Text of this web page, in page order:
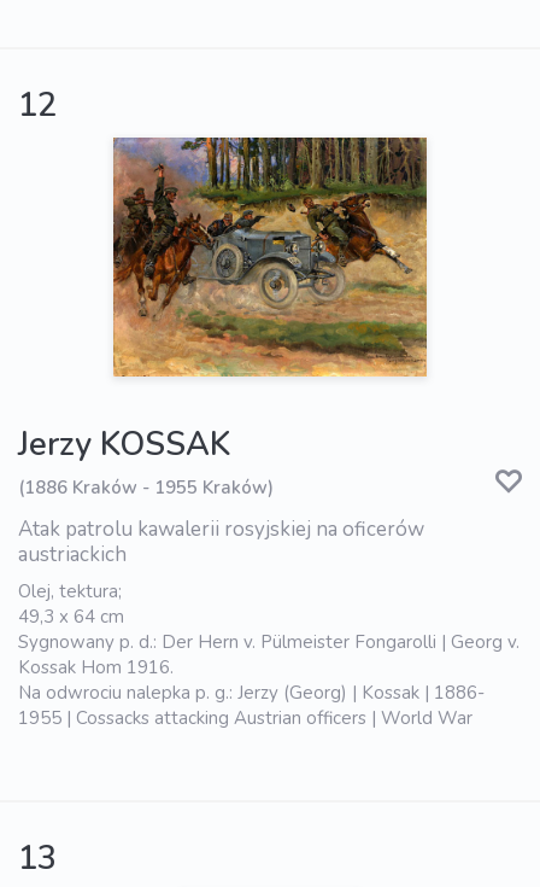
12
Jerzy KOSSAK
(1886 Kraków - 1955 Kraków)
Atak patrolu kawalerii rosyjskiej na oficerów
austriackich
Olej, tektura;
49,3 x 64 cm
Sygnowany p. d.: Der Hern v. Pülmeister Fongarolli | Georg v.
Kossak Hom 1916.
Na odwrociu nalepka p. g.: Jerzy (Georg) | Kossak | 1886-
1955 | Cossacks attacking Austrian officers | World War
13